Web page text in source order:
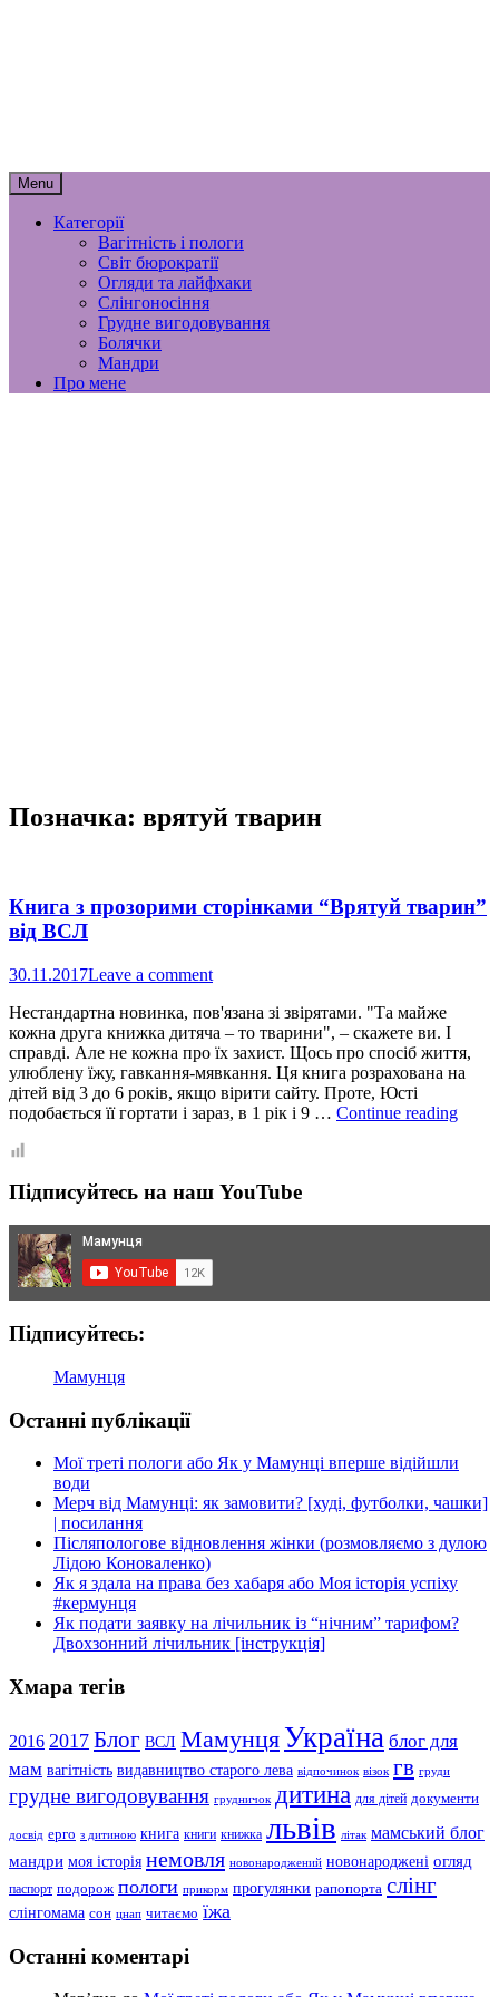
Menu
Категорії
Вагітність і пологи
Світ бюрократії
Огляди та лайфхаки
Слінгоносіння
Грудне вигодовування
Болячки
Мандри
Про мене
Позначка: врятуй тварин
Книга з прозорими сторінками “Врятуй тварин”
від ВСЛ
30.11.2017Leave a comment
Нестандартна новинка, пов'язана зі звірятами. "Та майже
кожна друга книжка дитяча – то тварини", – скажете ви. І
справді. Але не кожна про їх захист. Щось про спосіб життя,
улюблену їжу, гавкання-мявкання. Ця книга розрахована на
дітей від 3 до 6 років, якщо вірити сайту. Проте, Юсті
подобається її гортати і зараз, в 1 рік і 9 … Continue reading
Підписуйтесь на наш YouTube
Підписуйтесь:
Мамунця
Останні публікації
Мої треті пологи або Як у Мамунці вперше відійшли
води
Мерч від Мамунці: як замовити? [худі, футболки, чашки]
| посилання
Післяпологове відновлення жінки (розмовляємо з дулою
Лідою Коноваленко)
Як я здала на права без хабаря або Моя історія успіху
#кермунця
Як подати заявку на лічильник із “нічним” тарифом?
Двохзонний лічильник [інструкція]
Хмара тегів
2016 2017 Блог ВСЛ МамунцяУкраїна блог для
мам вагітність видавництво старого лева відпочинок візок гв груди
грудне вигодовування грудничок дитина для дітей документи
досвід ерго з дитиною книга книги книжка львів літак мамський блог
мандри моя історія немовля новонароджений новонароджені огляд
паспорт подорож пологи прикорм прогулянки рапопорта слінг
слінгомама сон цнап читаємо їжа
Останні коментарі